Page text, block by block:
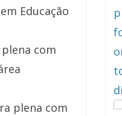
Educação
com
plena com